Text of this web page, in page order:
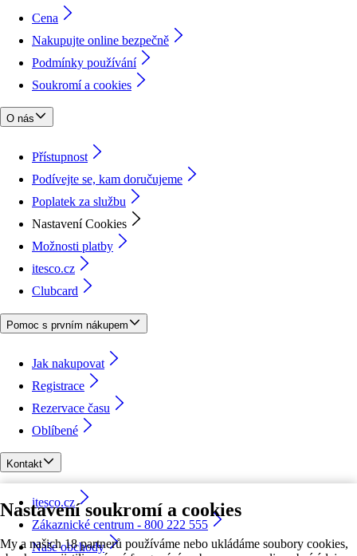
Nastavení soukromí a cookies
My a našich 18 partnerů používáme nebo ukládáme soubory cookies,
Cena
Nakupujte online bezpečně
Podmínky používání
Soukromí a cookies
O nás
Přístupnost
Podívejte se, kam doručujeme
Poplatek za službu
Nastavení Cookies
Možnosti platby
itesco.cz
Clubcard
Pomoc s prvním nákupem
Jak nakupovat
Registrace
Rezervace času
Oblíbené
Kontakt
itesco.cz
Zákaznické centrum - 800 222 555
Naše obchody